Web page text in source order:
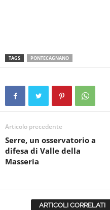
TAGS PONTECAGNANO
Articolo precedente
Serre, un osservatorio a
difesa di Valle della
Masseria
ARTICOLI CORRELATI